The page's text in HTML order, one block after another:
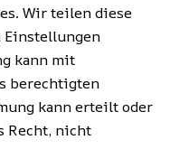
Wir teilen diese
kann mit
berechtigten
kann erteilt oder
Recht, nicht
|
|
|